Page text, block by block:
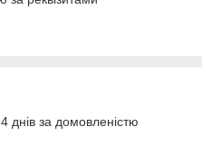
днів за домовленістю